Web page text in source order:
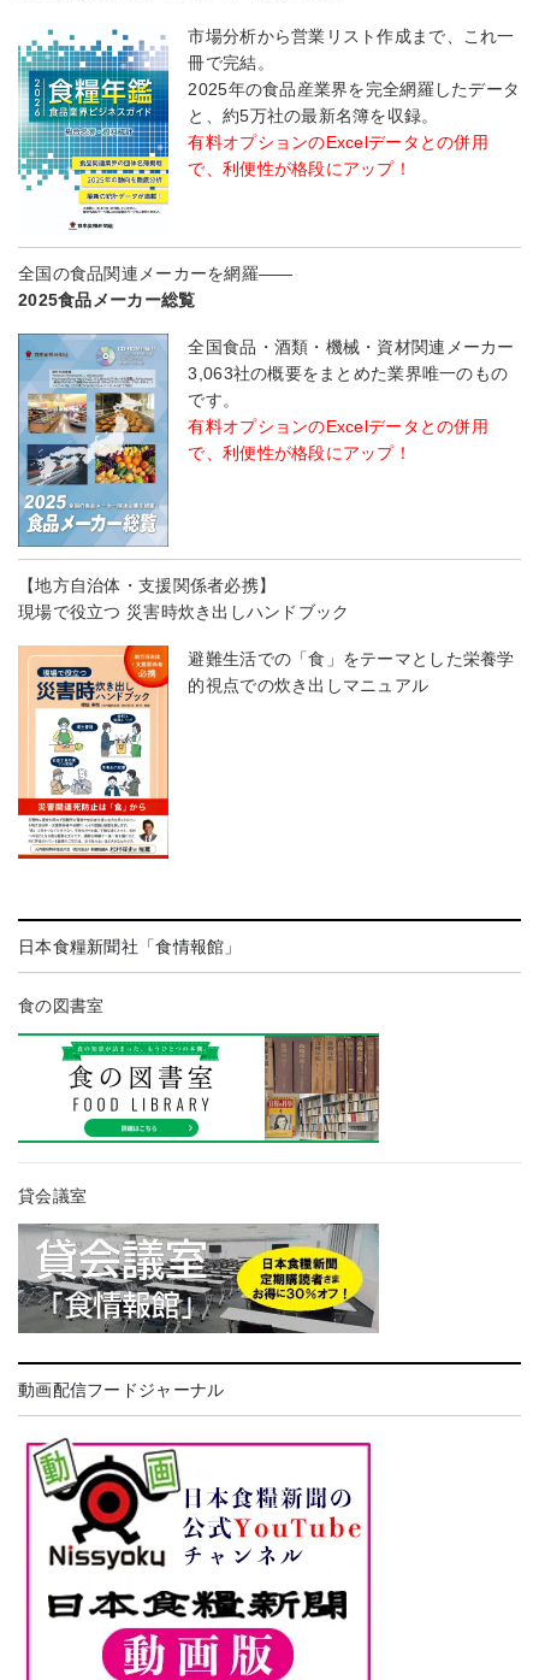
市場分析から営業リスト作成まで、これ一
冊で完結。
2025年の食品産業界を完全網羅したデータ
と、約5万社の最新名簿を収録。
有料オプションのExcelデータとの併用
で、利便性が格段にアップ！
全国の食品関連メーカーを網羅――
2025食品メーカー総覧
全国食品・酒類・機械・資材関連メーカー
3,063社の概要をまとめた業界唯一のもの
です。
有料オプションのExcelデータとの併用
で、利便性が格段にアップ！
【地方自治体・支援関係者必携】
現場で役立つ 災害時炊き出しハンドブック
避難生活での「食」をテーマとした栄養学
的視点での炊き出しマニュアル
日本食糧新聞社「食情報館」
食の図書室
貸会議室
動画配信フードジャーナル